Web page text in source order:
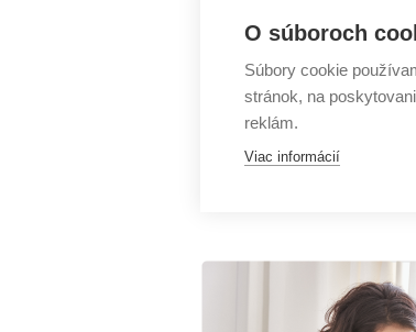
Myslite na
Vytvorte si
O súboroch
Súbory cookie
stránok, na
reklám.
Viac informácií